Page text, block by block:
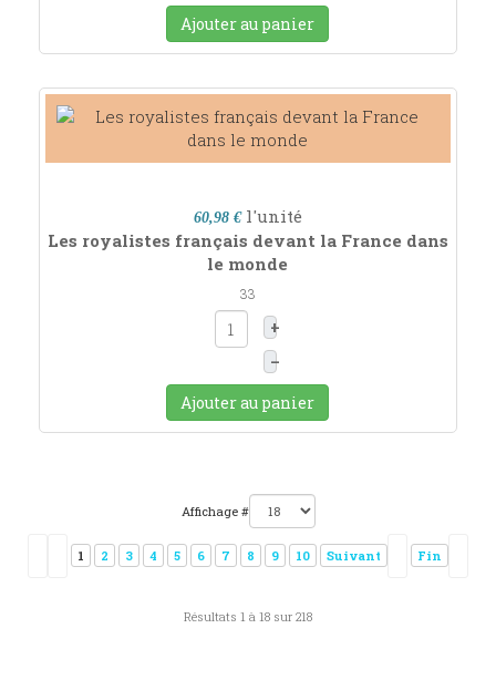
Ajouter au panier
60,98 € l'unité
Les royalistes français devant la France dans
le monde
33
+
–
Ajouter au panier
Affichage #
1 2 3 4 5 6 7 8 9 10 Suivant Fin
Résultats 1 à 18 sur 218